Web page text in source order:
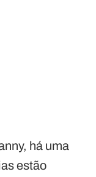
há uma
estão